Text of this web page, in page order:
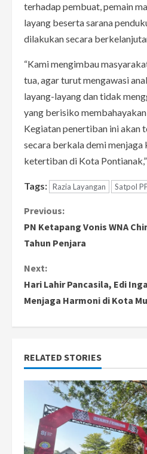
terhadap pembuat, pemain
layang beserta sarana
dilakukan secara
“Kami mengimbau
tua, agar turut mengawasi
layang-layang dan tidak
yang berisiko
Kegiatan penertiban ini akan
secara berkala demi menjaga
ketertiban di Kota
Tags: Razia Layangan Satpol
C
o
n
t
u
e
Previous:
PN Ketapang Vonis WNA
Tahun Penjara
Next:
Hari Lahir Pancasila, Edi
Menjaga Harmoni di Kota
RELATED STORIES